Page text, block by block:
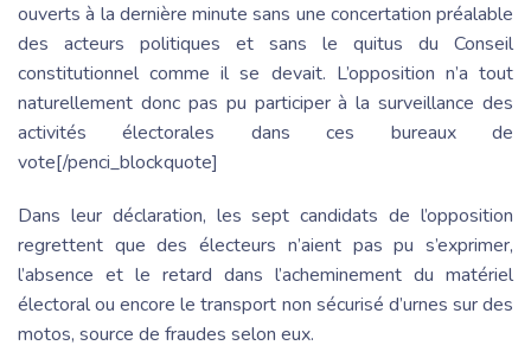
ouverts à la dernière minute sans une concertation préalable
des acteurs politiques et sans le quitus du Conseil
constitutionnel comme il se devait. L’opposition n’a tout
naturellement donc pas pu participer à la surveillance des
activités électorales dans ces bureaux de
vote[/penci_blockquote]
Dans leur déclaration, les sept candidats de l’opposition
regrettent que des électeurs n’aient pas pu s’exprimer,
l’absence et le retard dans l’acheminement du matériel
électoral ou encore le transport non sécurisé d’urnes sur des
motos, source de fraudes selon eux.